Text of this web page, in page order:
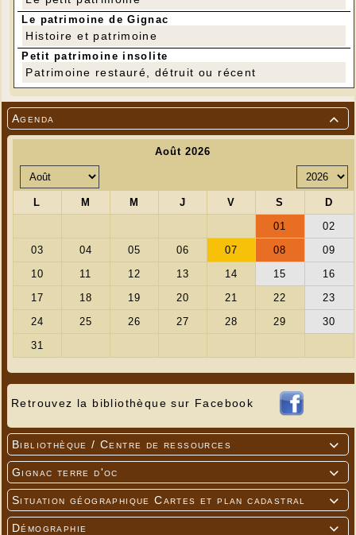

Agenda
Retrouvez la bibliothèque sur Facebook

Bibliothèque / Centre de ressources

Gignac terre d'oc

Situation géographique Cartes et plan cadastral

Démographie
Le patrimoine de Gignac
Histoire et patrimoine
Petit patrimoine insolite
Patrimoine restauré, détruit ou récent